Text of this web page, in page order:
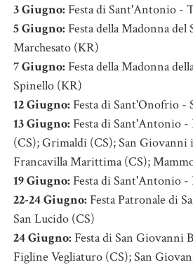
3 Giugno: Festa di Sant'Antonio -
5 Giugno: Festa della Madonna del
Marchesato (KR)
7 Giugno: Festa della Madonna
Spinello (KR)
12 Giugno: Festa di Sant'Onofrio
13 Giugno: Festa di Sant'Antonio -
(CS); Grimaldi (CS); San Giovanni
Francavilla Marittima (CS);
19 Giugno: Festa di Sant'Antonio -
22-24 Giugno: Festa Patronale di
San Lucido (CS)
24 Giugno: Festa di San Giovanni
Figline Vegliaturo (CS); San